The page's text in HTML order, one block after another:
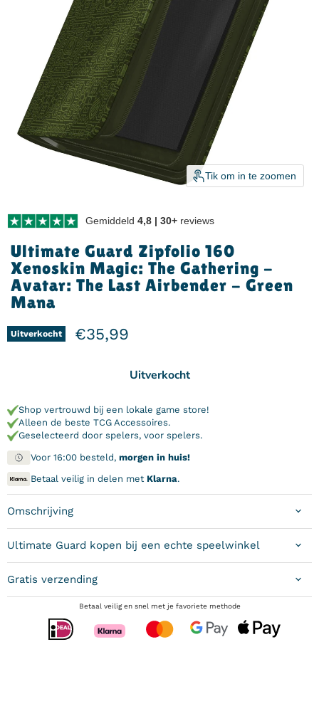
Tik om in te zoomen
Gemiddeld 4,8 | 30+ reviews
Ultimate Guard Zipfolio 160
Xenoskin Magic: The Gathering -
Avatar: The Last Airbender - Green
Mana
Uitverkocht Huidige prijs
€35,99
Uitverkocht
Shop vertrouwd bij een lokale game store!
Alleen de beste TCG Accessoires.
Geselecteerd door spelers, voor spelers.
Voor 16:00 besteld,morgen in huis!
Betaal veilig in delen met Klarna.
Omschrijving
Ultimate Guard kopen bij een echte speelwinkel
Gratis verzending
Betaal veilig en snel met je favoriete methode